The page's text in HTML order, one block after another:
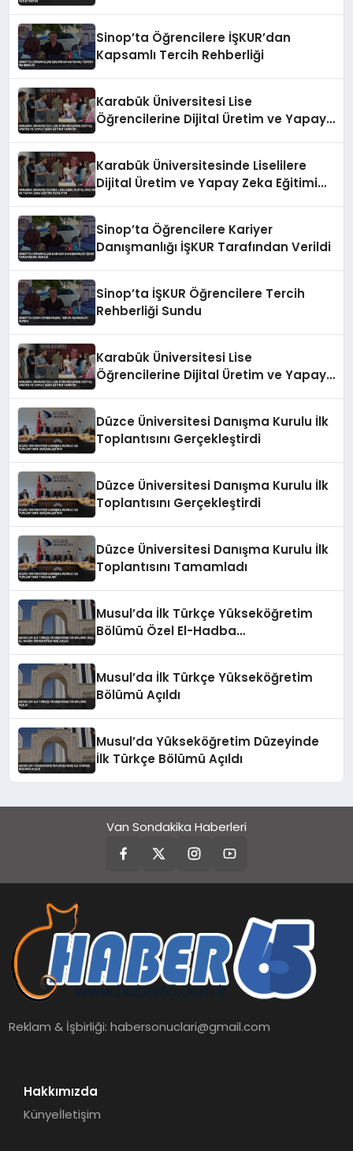
Sinop’ta Öğrencilere İŞKUR’dan
Kapsamlı Tercih Rehberliği
Karabük Üniversitesi Lise
Öğrencilerine Dijital Üretim ve Yapay
Karabük Üniversitesinde Liselilere
Dijital Üretim ve Yapay Zeka Eğitimi
Sinop’ta Öğrencilere Kariyer
Danışmanlığı İŞKUR Tarafından Verildi
Sinop’ta İŞKUR Öğrencilere Tercih
Rehberliği Sundu
Karabük Üniversitesi Lise
Öğrencilerine Dijital Üretim ve Yapay
Düzce Üniversitesi Danışma Kurulu İlk
Toplantısını Gerçekleştirdi
Düzce Üniversitesi Danışma Kurulu İlk
Toplantısını Gerçekleştirdi
Düzce Üniversitesi Danışma Kurulu İlk
Toplantısını Tamamladı
Musul’da İlk Türkçe Yükseköğretim
Bölümü Özel El-Hadba
Musul’da İlk Türkçe Yükseköğretim
Bölümü Açıldı
Musul’da Yükseköğretim Düzeyinde
İlk Türkçe Bölümü Açıldı
Van Sondakika Haberleri
Reklam & İşbirliği:habersonuclari@gmail.com
Hakkımızda
Künyeİletişim